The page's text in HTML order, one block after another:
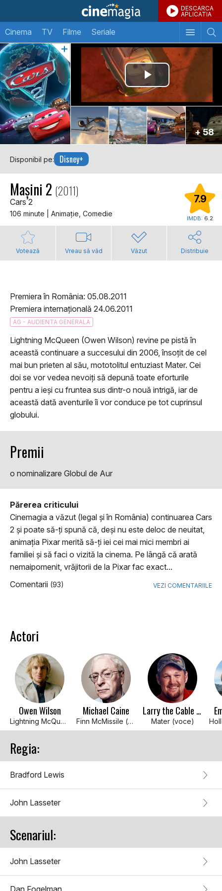
DESCARCA
APLICATIA
Cinema TV Filme Seriale
+ 58
Disponibil pe: Disney+
Mașini 2 (2011)
Cars 2
106 minute | Animaţie, Comedie
7.9
IMDB: 6.2
Votează Vreau să văd Văzut Distribuie
Premiera în România: 05.08.2011
Premiera internațională 24.06.2011
AG - AUDIENTA GENERALA
Lightning McQueen (Owen Wilson) revine pe pistă în
această continuare a succesului din 2006, însoțit de cel
mai bun prieten al său, mototolitul entuziast Mater. Cei
doi se vor vedea nevoiți să depună toate eforturile
pentru a ieși cu fruntea sus dintr-o nouă intrigă, iar de
această dată aventurile îi vor conduce pe tot cuprinsul
globului.
Premii
o nominalizare Globul de Aur
Părerea criticului
Cinemagia a văzut (legal şi în România) continuarea Cars
2 şi poate să-ţi spună că, deşi nu este deloc de neuitat,
animaţia Pixar merită să-ţi iei cei mai mici membri ai
familiei şi să faci o vizită la cinema. Pe lângă că arată
nemaipomenit, vrăjitorii de la Pixar fac exact...
Comentarii (93) VEZI COMENTARIILE
Actori
Owen Wilson
Lightning McQueen (voce)
Michael Caine
Finn McMissile (voce)
Larry the Cable Guy
Mater (voce)
Regia:
Bradford Lewis
John Lasseter
Scenariul:
John Lasseter